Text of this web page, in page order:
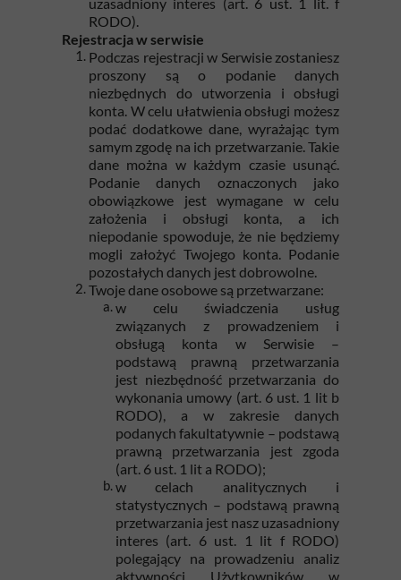
RODO).
Rejestracja w serwisie
Podczas rejestracji w Serwisie zostaniesz
proszony są o podanie danych
niezbędnych do utworzenia i obsługi
konta. W celu ułatwienia obsługi możesz
podać dodatkowe dane, wyrażając tym
samym zgodę na ich przetwarzanie. Takie
dane można w każdym czasie usunąć.
Podanie danych oznaczonych jako
obowiązkowe jest wymagane w celu
założenia i obsługi konta, a ich
niepodanie spowoduje, że nie będziemy
mogli założyć Twojego konta. Podanie
pozostałych danych jest dobrowolne.
Twoje dane osobowe są przetwarzane:
w celu świadczenia usług
związanych z prowadzeniem i
obsługą konta w Serwisie –
podstawą prawną przetwarzania
jest niezbędność przetwarzania do
wykonania umowy (art. 6 ust. 1 lit b
RODO), a w zakresie danych
podanych fakultatywnie – podstawą
prawną przetwarzania jest zgoda
(art. 6 ust. 1 lit a RODO);
w celach analitycznych i
statystycznych – podstawą prawną
przetwarzania jest nasz uzasadniony
interes (art. 6 ust. 1 lit f RODO)
polegający na prowadzeniu analiz
aktywności Użytkowników w